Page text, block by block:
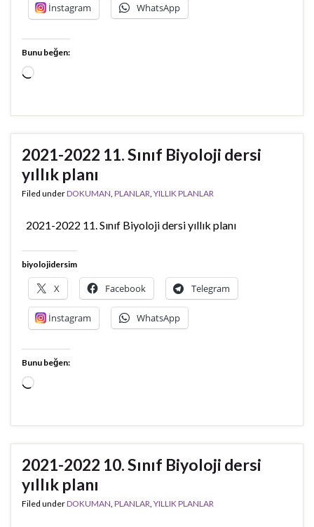
İnstagram WhatsApp
Bunu beğen:
Yükleniyor...
2021-2022 11. Sınıf Biyoloji dersi
yıllık planı
Filed underDOKUMAN PLANLAR YILLIK PLANLAR
2021-2022 11. Sınıf Biyoloji dersi yıllık planı
biyolojidersim
X Facebook Telegram
İnstagram WhatsApp
Bunu beğen:
Yükleniyor...
2021-2022 10. Sınıf Biyoloji dersi
yıllık planı
Filed underDOKUMAN PLANLAR YILLIK PLANLAR